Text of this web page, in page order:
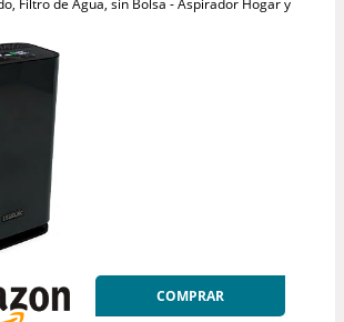
Filtro de Agua, sin Bolsa - Aspirador Hogar y
COMPRAR